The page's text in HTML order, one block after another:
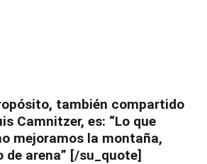
también compartido
Camnitzer, es: “Lo que
mejoramos la montaña,
de arena” [/su_quote]